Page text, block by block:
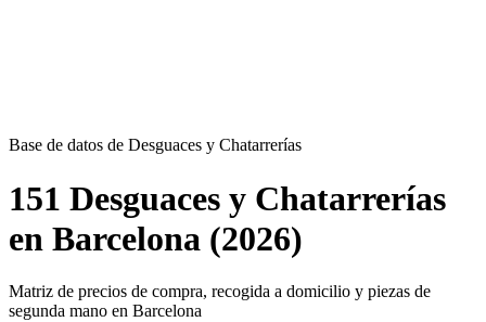
Base de datos de Desguaces y Chatarrerías
151 Desguaces y Chatarrerías
en Barcelona (2026)
Matriz de precios de compra, recogida a domicilio y piezas de
segunda mano en Barcelona